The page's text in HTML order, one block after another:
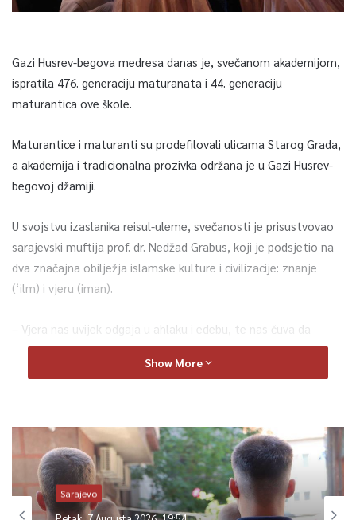
Gazi Husrev-begova medresa danas je, svečanom akademijom,
ispratila 476. generaciju maturanata i 44. generaciju
maturantica ove škole.
Maturantice i maturanti su prodefilovali ulicama Starog Grada,
a akademija i tradicionalna prozivka održana je u Gazi Husrev-
begovoj džamiji.
U svojstvu izaslanika reisul-uleme, svečanosti je prisustvovao
sarajevski muftija prof. dr. Nedžad Grabus, koji je podsjetio na
dva značajna obilježja islamske kulture i civilizacije: znanje
(‘ilm) i vjeru (iman).
– Vjera nas uvijek odgaja u ahlaku i edebu, te nas čuva da
znanje ne instrumentaliziramo i da s njim ne manipuliramo.
Odnosno, da znanje bude od opće koristi za sve ljude na
znati, čitati i učiti, da se nikad ne zaboravi da čovjek ne može
postići ono što je šejtan pokušao zavarati i Adema, a.s.: da će
mu dati znanje čitavoga svijeta i da ostanemo u granicama
koje nam je preporučio Muhammed, a.s. – poručio je muftija
Grabus.
Show More
Sarajevo